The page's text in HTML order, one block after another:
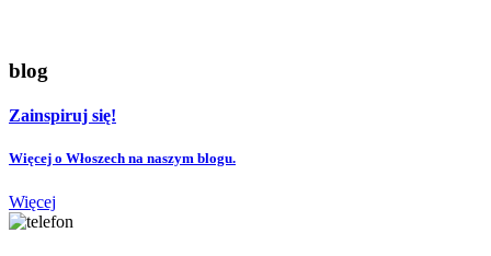
blog
Zainspiruj się!
Więcej o Włoszech na naszym blogu.
Więcej